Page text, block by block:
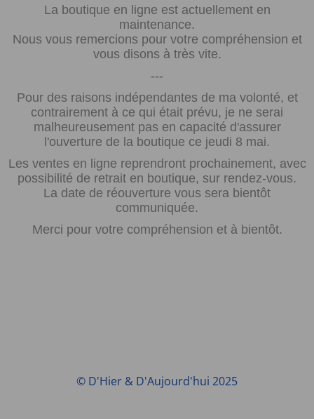
La boutique en ligne est actuellement en
maintenance.
Nous vous remercions pour votre compréhension et
vous disons à très vite.
---
Pour des raisons indépendantes de ma volonté, et
contrairement à ce qui était prévu, je ne serai
malheureusement pas en capacité d'assurer
l'ouverture de la boutique ce jeudi 8 mai.
Les ventes en ligne reprendront prochainement, avec
possibilité de retrait en boutique, sur rendez-vous.
La date de réouverture vous sera bientôt
communiquée.
Merci pour votre compréhension et à bientôt.
© D'Hier & D'Aujourd'hui 2025